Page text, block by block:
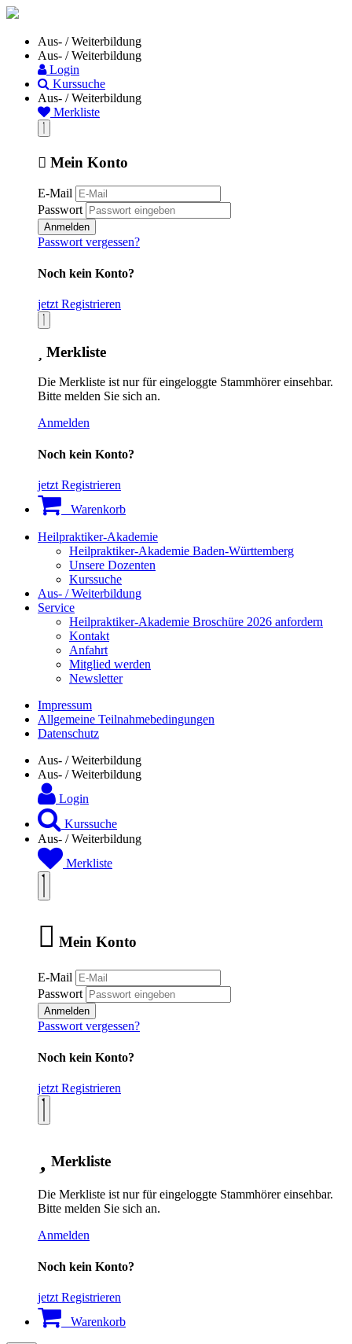
Aus- / Weiterbildung
Aus- / Weiterbildung
Login
Kurssuche
Aus- / Weiterbildung
Merkliste
Mein Konto
E-Mail
Passwort
Anmelden
Passwort vergessen?
Noch kein Konto?
jetzt Registrieren
Merkliste
Die Merkliste ist nur für eingeloggte Stammhörer einsehbar.
Bitte melden Sie sich an.
Anmelden
Noch kein Konto?
jetzt Registrieren
Warenkorb
Heilpraktiker-Akademie
Heilpraktiker-Akademie Baden-Württemberg
Unsere Dozenten
Kurssuche
Aus- / Weiterbildung
Service
Heilpraktiker-Akademie Broschüre 2026 anfordern
Kontakt
Anfahrt
Mitglied werden
Newsletter
Impressum
Allgemeine Teilnahmebedingungen
Datenschutz
Aus- / Weiterbildung
Aus- / Weiterbildung
Login
Kurssuche
Aus- / Weiterbildung
Merkliste
Mein Konto
E-Mail
Passwort
Anmelden
Passwort vergessen?
Noch kein Konto?
jetzt Registrieren
Merkliste
Die Merkliste ist nur für eingeloggte Stammhörer einsehbar.
Bitte melden Sie sich an.
Anmelden
Noch kein Konto?
jetzt Registrieren
Warenkorb